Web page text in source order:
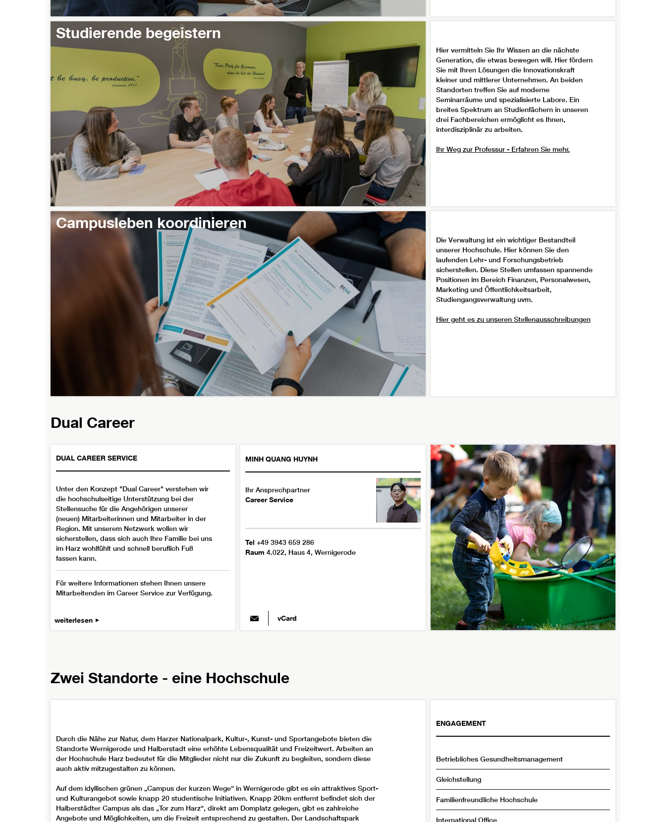
Studierende begeistern
Hier vermitteln Sie Ihr Wissen an die nächste
Generation, die etwas bewegen will. Hier fördern
Sie mit Ihren Lösungen die Innovationskraft
kleiner und mittlerer Unternehmen. An beiden
Standorten treffen Sie auf moderne
Seminarräume und spezialisierte Labore. Ein
breites Spektrum an Studienfächern in unseren
drei Fachbereichen ermöglicht es Ihnen,
interdisziplinär zu arbeiten.
Ihr Weg zur Professur - Erfahren Sie mehr.
Campusleben koordinieren
Die Verwaltung ist ein wichtiger Bestandteil
unserer Hochschule. Hier können Sie den
laufenden Lehr- und Forschungsbetrieb
sicherstellen. Diese Stellen umfassen spannende
Positionen im Bereich Finanzen, Personalwesen,
Marketing und Öffentlichkeitsarbeit,
Studiengangsverwaltung uvm.
Hier geht es zu unseren Stellenausschreibungen
Dual Career
DUAL CAREER SERVICE
Unter den Konzept "Dual Career" verstehen wir
die hochschulseitige Unterstützung bei der
Stellensuche für die Angehörigen unserer
(neuen) Mitarbeiterinnen und Mitarbeiter in der
Region. Mit unserem Netzwerk wollen wir
sicherstellen, dass sich auch Ihre Familie bei uns
im Harz wohlfühlt und schnell beruflich Fuß
fassen kann.
Für weitere Informationen stehen Ihnen unsere
Mitarbeitenden im Career Service zur Verfügung.
weiterlesen
MINH QUANG HUYNH
Ihr Ansprechpartner
Career Service
Tel+49 3943 659 286
Raum4.022, Haus 4, Wernigerode
vCard
Zwei Standorte - eine Hochschule
Durch die Nähe zur Natur, dem Harzer Nationalpark, Kultur-, Kunst- und Sportangebote bieten die
Standorte Wernigerode und Halberstadt eine erhöhte Lebensqualität und Freizeitwert. Arbeiten an
der Hochschule Harz bedeutet für die Mitglieder nicht nur die Zukunft zu begleiten, sondern diese
auch aktiv mitzugestalten zu können.
Auf dem idyllischen grünen „Campus der kurzen Wege“ in Wernigerode gibt es ein attraktives Sport-
und Kulturangebot sowie knapp 20 studentische Initiativen. Knapp 20km entfernt befindet sich der
Halberstädter Campus als das „Tor zum Harz“, direkt am Domplatz gelegen, gibt es zahlreiche
Angebote und Möglichkeiten, um die Freizeit entsprechend zu gestalten. Der Landschaftspark
ENGAGEMENT
Betriebliches Gesundheitsmanagement
Gleichstellung
Familienfreundliche Hochschule
International Office